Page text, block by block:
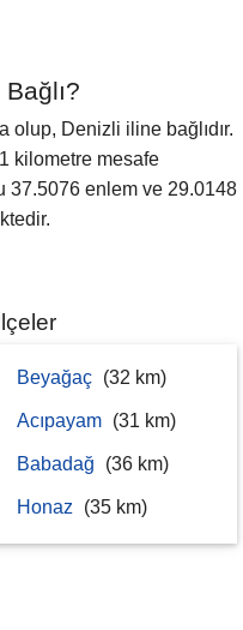
olup, Denizli iline bağlıdır.
kilometre mesafe
37.5076 enlem ve 29.0148
Beyağaç (32 km)
Acıpayam (31 km)
Babadağ (36 km)
Honaz (35 km)